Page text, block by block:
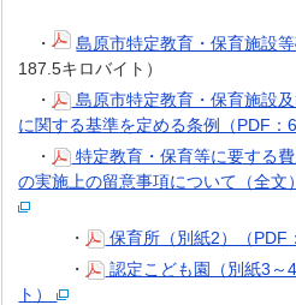
・ 島原市特定教育・保育施設
187.5キロバイト）
・
島原市特定教育・保育施設
に関する基準を定める条例（PDF
・
特定教育・保育等に要する
の実施上の留意事項について（全文
・
保育所（別紙2）（
・
認定こども園（別紙3～
ト）